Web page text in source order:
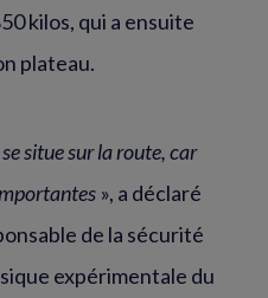
kilos, qui a ensuite
plateau.
situe sur la route, car
», a déclaré
de la sécurité
expérimentale du